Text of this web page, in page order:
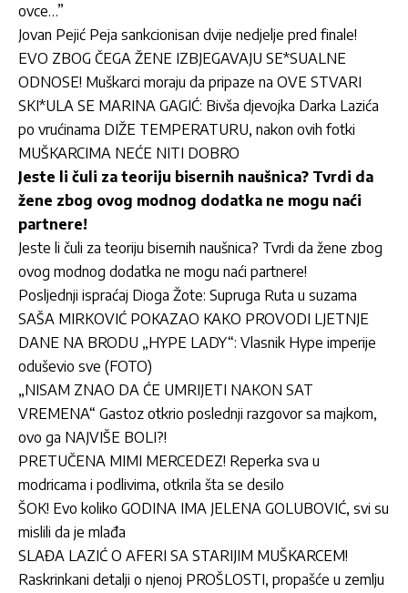
ovce…”
Jovan Pejić Peja sankcionisan dvije nedjelje pred finale!
EVO ZBOG ČEGA ŽENE IZBJEGAVAJU SE*SUALNE
ODNOSE! Muškarci moraju da pripaze na OVE STVARI
SKI*ULA SE MARINA GAGIĆ: Bivša djevojka Darka Lazića
po vrućinama DIŽE TEMPERATURU, nakon ovih fotki
MUŠKARCIMA NEĆE NITI DOBRO
Jeste li čuli za teoriju bisernih naušnica? Tvrdi da
žene zbog ovog modnog dodatka ne mogu naći
partnere!
Jeste li čuli za teoriju bisernih naušnica? Tvrdi da žene zbog
ovog modnog dodatka ne mogu naći partnere!
Posljednji ispraćaj Dioga Žote: Supruga Ruta u suzama
SAŠA MIRKOVIĆ POKAZAO KAKO PROVODI LJETNJE
DANE NA BRODU „HYPE LADY“: Vlasnik Hype imperije
oduševio sve (FOTO)
„NISAM ZNAO DA ĆE UMRIJETI NAKON SAT
VREMENA“ Gastoz otkrio poslednji razgovor sa majkom,
ovo ga NAJVIŠE BOLI?!
PRETUČENA MIMI MERCEDEZ! Reperka sva u
modricama i podlivima, otkrila šta se desilo
ŠOK! Evo koliko GODINA IMA JELENA GOLUBOVIĆ, svi su
mislili da je mlađa
SLAĐA LAZIĆ O AFERI SA STARIJIM MUŠKARCEM!
Raskrinkani detalji o njenoj PROŠLOSTI, propašće u zemlju